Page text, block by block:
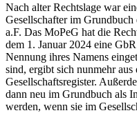
Nach alter Rechtslage war
Gesellschafter im
a.F. Das MoPeG hat die
dem 1. Januar 2024 eine
Nennung ihres Namens
sind, ergibt sich nunmehr aus
Gesellschaftsregister.
dann neu im Grundbuch als
werden, wenn sie im